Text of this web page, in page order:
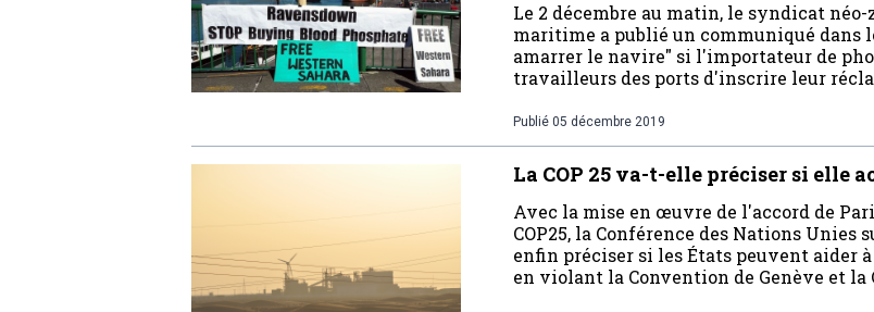
Le 2 décembre au matin, le syndicat
maritime a publié un communiqué dans
amarrer le navire" si l'importateur de
travailleurs des ports d'inscrire leur
Publié 05 décembre 2019
La COP 25 va-t-elle préciser si elle
Avec la mise en œuvre de l'accord de
COP25, la Conférence des Nations
enfin préciser si les États peuvent aider
en violant la Convention de Genève et la